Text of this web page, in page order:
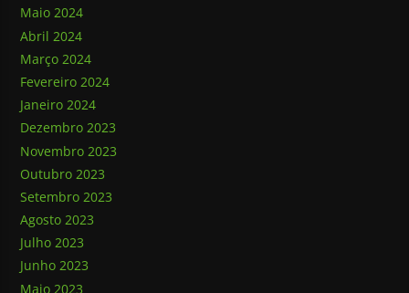
Maio 2024
Abril 2024
Março 2024
Fevereiro 2024
Janeiro 2024
Dezembro 2023
Novembro 2023
Outubro 2023
Setembro 2023
Agosto 2023
Julho 2023
Junho 2023
Maio 2023